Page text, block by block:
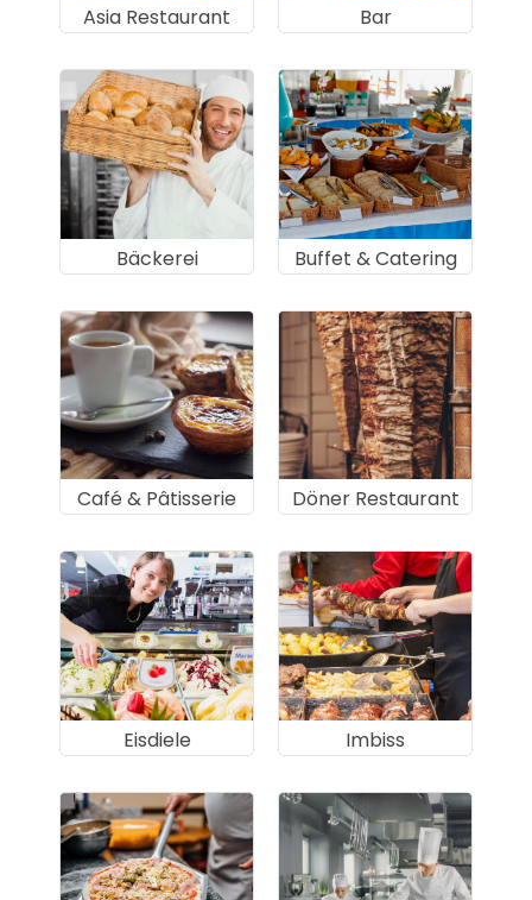
Asia Restaurant Bar
Bäckerei Buffet & Catering
Café & Pâtisserie Döner Restaurant
Eisdiele Imbiss